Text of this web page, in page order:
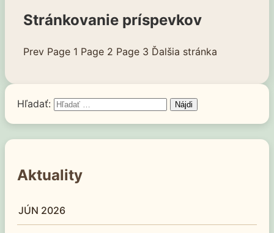
Stránkovanie príspevkov
Prev Page 1 Page 2 Page 3
Hľadať:
Aktuality
JÚN 2026